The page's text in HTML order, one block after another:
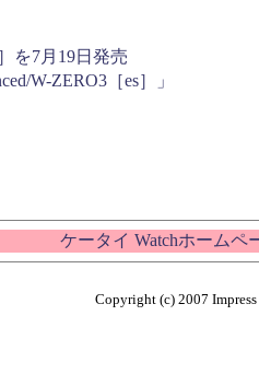
を7月19日発売
W-ZERO3［es］」
ケータイ Watchホームペ
Copyright (c) 2007